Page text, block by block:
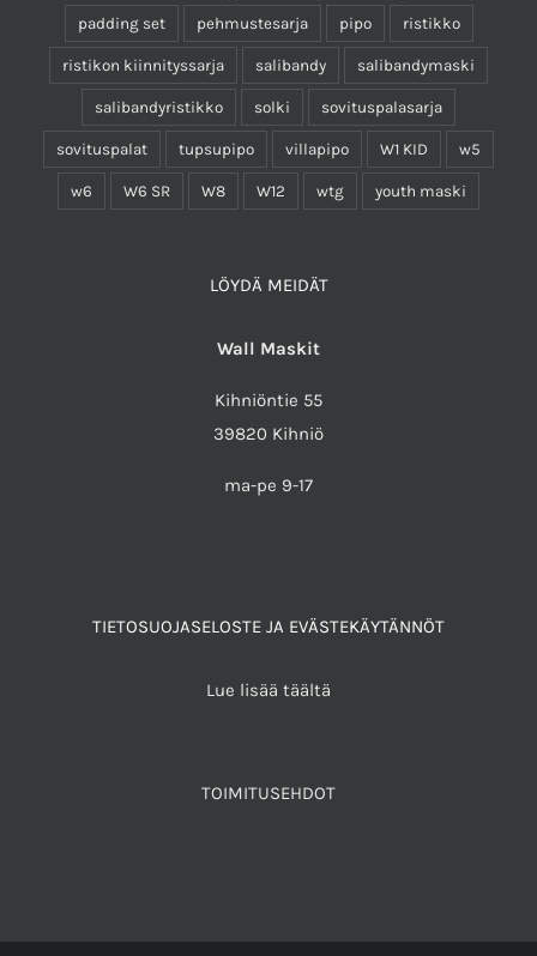
padding set pehmustesarja pipo ristikko
ristikon kiinnityssarja salibandy salibandymaski
salibandyristikko solki sovituspalasarja
sovituspalat tupsupipo villapipo W1 KID w5
w6 W6 SR W8 W12 wtg youth maski
LÖYDÄ MEIDÄT
Wall Maskit
Kihniöntie 55
39820 Kihniö
ma-pe 9-17
TIETOSUOJASELOSTE JA EVÄSTEKÄYTÄNNÖT
Lue lisää täältä
TOIMITUSEHDOT